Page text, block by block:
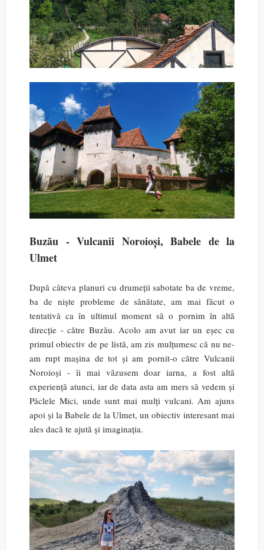
Buzău - Vulcanii Noroioși, Babele de la
Ulmet
După câteva planuri cu drumeții sabotate ba de vreme,
ba de niște probleme de sănătate, am mai făcut o
tentativă ca în ultimul moment să o pornim în altă
direcție - către Buzău. Acolo am avut iar un eșec cu
primul obiectiv de pe listă, am zis mulțumesc că nu ne-
am rupt mașina de tot și am pornit-o către Vulcanii
Noroioși - îi mai văzusem doar iarna, a fost altă
experiență atunci, iar de data asta am mers să vedem și
Pâclele Mici, unde sunt mai mulți vulcani. Am ajuns
apoi și la Babele de la Ulmet, un obiectiv interesant mai
ales dacă te ajută și imaginația.